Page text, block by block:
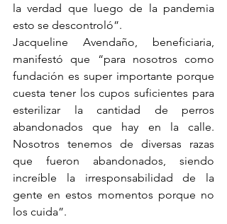
la verdad que luego de la pandemia
esto se descontroló”.
Jacqueline Avendaño, beneficiaria,
manifestó que “para nosotros como
fundación es super importante porque
cuesta tener los cupos suficientes para
esterilizar la cantidad de perros
abandonados que hay en la calle.
Nosotros tenemos de diversas razas
que fueron abandonados, siendo
increíble la irresponsabilidad de la
gente en estos momentos porque no
los cuida”.